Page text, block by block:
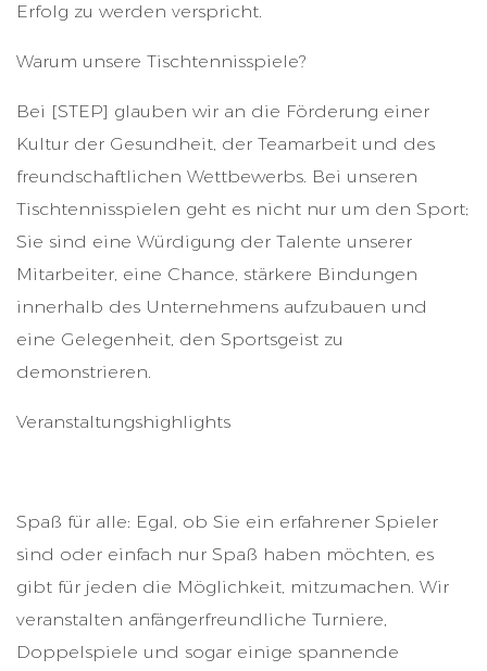
Erfolg zu werden verspricht.
Warum unsere Tischtennisspiele?
Bei [STEP] glauben wir an die Förderung einer
Kultur der Gesundheit, der Teamarbeit und des
freundschaftlichen Wettbewerbs. Bei unseren
Tischtennisspielen geht es nicht nur um den Sport;
Sie sind eine Würdigung der Talente unserer
Mitarbeiter, eine Chance, stärkere Bindungen
innerhalb des Unternehmens aufzubauen und
eine Gelegenheit, den Sportsgeist zu
demonstrieren.
Veranstaltungshighlights
Spaß für alle: Egal, ob Sie ein erfahrener Spieler
sind oder einfach nur Spaß haben möchten, es
gibt für jeden die Möglichkeit, mitzumachen. Wir
veranstalten anfängerfreundliche Turniere,
Doppelspiele und sogar einige spannende